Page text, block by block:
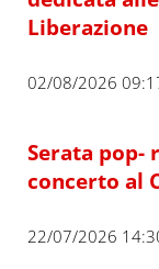
Liberazione
02/08/2026
Serata pop-
concerto al
22/07/2026